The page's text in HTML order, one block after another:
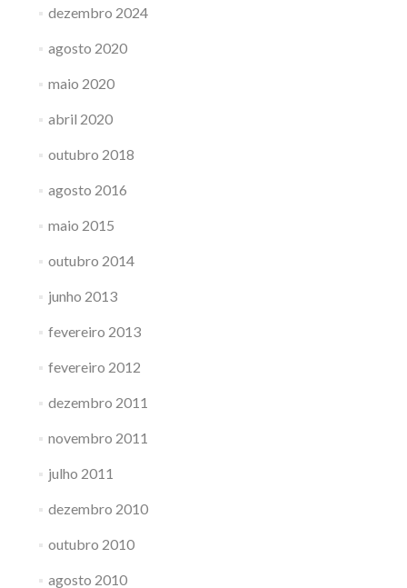
dezembro 2024
agosto 2020
maio 2020
abril 2020
outubro 2018
agosto 2016
maio 2015
outubro 2014
junho 2013
fevereiro 2013
fevereiro 2012
dezembro 2011
novembro 2011
julho 2011
dezembro 2010
outubro 2010
agosto 2010